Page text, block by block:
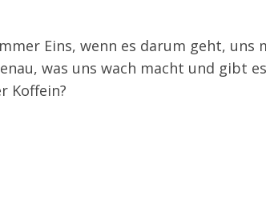
Eins, wenn es darum geht, uns
was uns wach macht und gibt
Koffein?